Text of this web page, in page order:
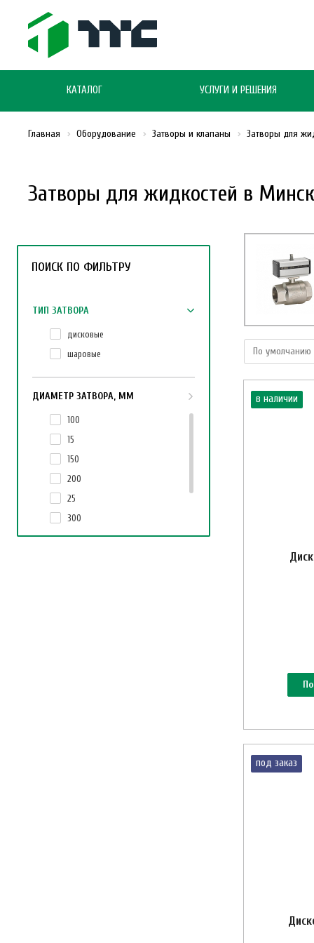
КАТАЛОГ УСЛУГИ И РЕШЕНИЯ
Затворы для жидкостей в
Главная Оборудование Затворы и клапаны Затворы для
в наличии
под заказ
ПОИСК ПО ФИЛЬТРУ
ТИП ЗАТВОРА
дисковые
шаровые
ДИАМЕТР ЗАТВОРА, ММ
100
15
150
200
25
300
50